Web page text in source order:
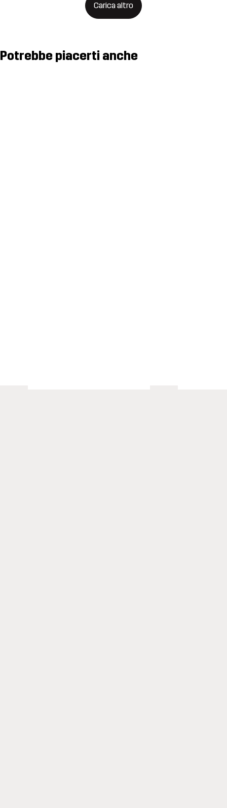
Carica altro
Potrebbe piacerti anche